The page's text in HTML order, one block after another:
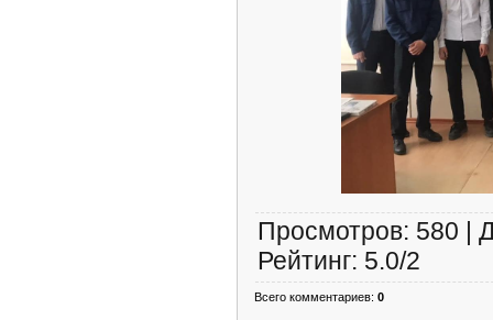
Просмотров: 580 |
Рейтинг: 5.0/2
Всего комментариев: 0